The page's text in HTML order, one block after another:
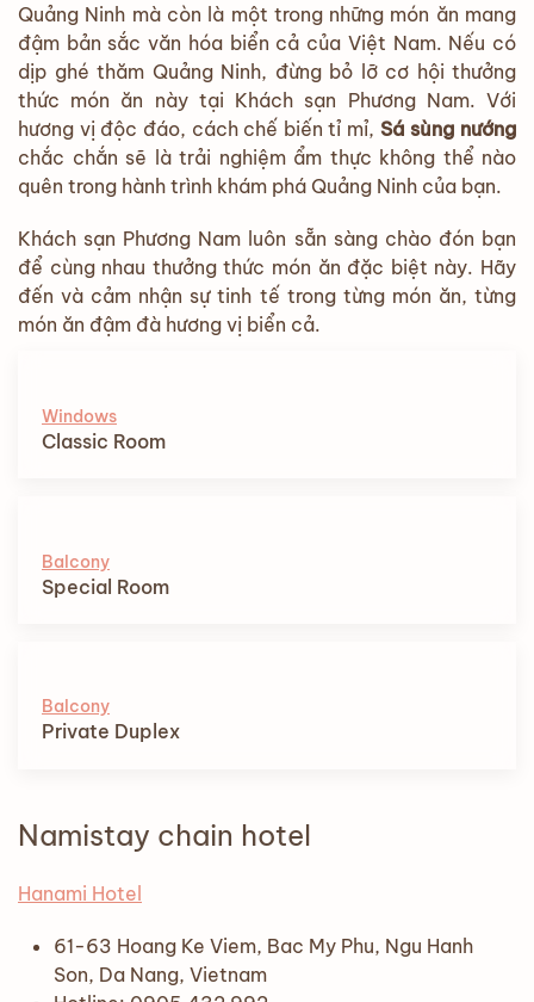
Quảng Ninh mà còn là một trong những món ăn mang
đậm bản sắc văn hóa biển cả của Việt Nam. Nếu có
dịp ghé thăm Quảng Ninh, đừng bỏ lỡ cơ hội thưởng
thức món ăn này tại Khách sạn Phương Nam. Với
hương vị độc đáo, cách chế biến tỉ mỉ, Sá sùng nướng
chắc chắn sẽ là trải nghiệm ẩm thực không thể nào
quên trong hành trình khám phá Quảng Ninh của bạn.
Khách sạn Phương Nam luôn sẵn sàng chào đón bạn
để cùng nhau thưởng thức món ăn đặc biệt này. Hãy
đến và cảm nhận sự tinh tế trong từng món ăn, từng
món ăn đậm đà hương vị biển cả.
Windows
Classic Room
Balcony
Special Room
Balcony
Private Duplex
Namistay chain hotel
Hanami Hotel
61-63 Hoang Ke Viem, Bac My Phu, Ngu Hanh
Son, Da Nang, Vietnam